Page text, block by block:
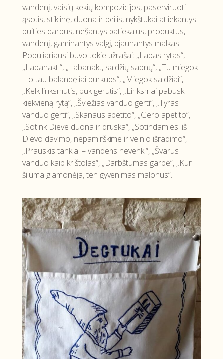
vandenį, vaisių kekių kompozicijos, paserviruoti
ąsotis, stiklinė, duona ir peilis, nykštukai atliekantys
buities darbus, nešantys patiekalus, produktus,
vandenį, gaminantys valgį, pjaunantys malkas.
Populiariausi buvo tokie užrašai: „Labas rytas“,
„Labanakt!“, „Labanakt, saldžių sapnų“, „Tu miegok
– o tau balandėliai burkuos“, „Miegok saldžiai“,
„Kelk linksmutis, būk gerutis“, „Linksmai pabusk
kiekvieną rytą“, „Šviežias vanduo gerti“, „Tyras
vanduo gerti“, „Skanaus apetito“, „Gero apetito“,
„Sotink Dieve duona ir druska“, „Sotindamiesi iš
Dievo davimo, nepamirškime ir velnio išradimo“,
„Prauskis tankiai – vandens nevenki“, „Švarus
vanduo kaip krištolas“, „Darbštumas garbė“, „Kur
šiluma glamonėja, ten gyvenimas malonus“.